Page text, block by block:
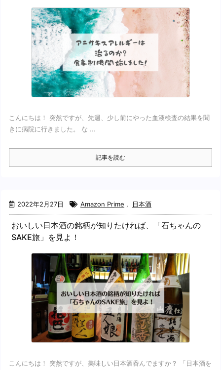
こんにちは！ 突然ですが、先週、少し前にやった血液検査の結果を聞
きに病院に行きました。 な ...
記事を読む
2022年2月27日 Amazon Prime , 日本酒
おいしい日本酒の銘柄が知りたければ、「石ちゃんの
SAKE旅」を見よ！
こんにちは！ 突然ですが、美味しい日本酒呑んでますか？ 「日本酒を